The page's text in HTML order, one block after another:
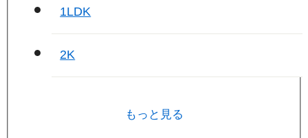
1LDK
2K
もっと見る